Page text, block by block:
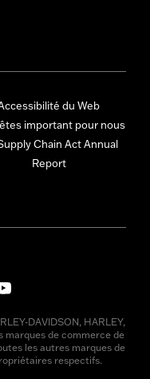
du Web
important pour nous
Chain Act Annual
Report
DAVIDSON, HARLEY,
marques de commerce de
les autres marques de
respectifs.